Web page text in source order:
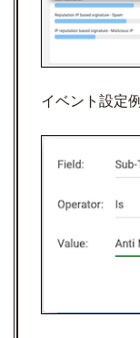
イベント設定例